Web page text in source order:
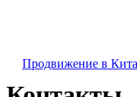
Продвижение в